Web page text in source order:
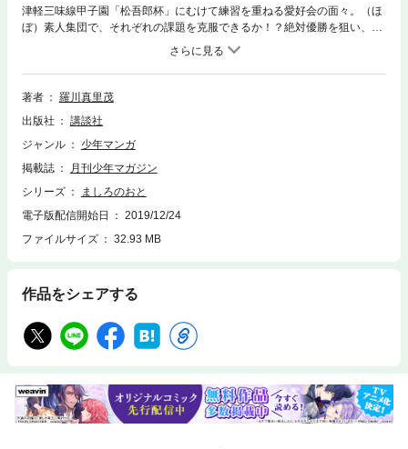
津軽三味線甲子園「松吾郎杯」にむけて練習を重ねる愛好会の面々。（ほ
ぼ）素人集団で、それぞれの課題を克服できるか！？絶対優勝を狙い、愛
好会は津軽での合宿を慣行する！さらに、雪（せつ）の団体戦への出場を
知り、全国の猛者たちも動き出す。－－リアルに表現された三味線の躍動
感！津軽三味線青春ストーリー！！
著者
羅川真里茂
出版社
講談社
ジャンル
少年マンガ
掲載誌
月刊少年マガジン
シリーズ
ましろのおと
電子版配信開始日
2019/12/24
ファイルサイズ
32.93 MB
作品をシェアする